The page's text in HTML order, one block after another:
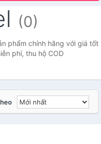
Waterproof
Mascara
(0)
phẩm chính hãng với giá tốt
phí, thu hộ COD